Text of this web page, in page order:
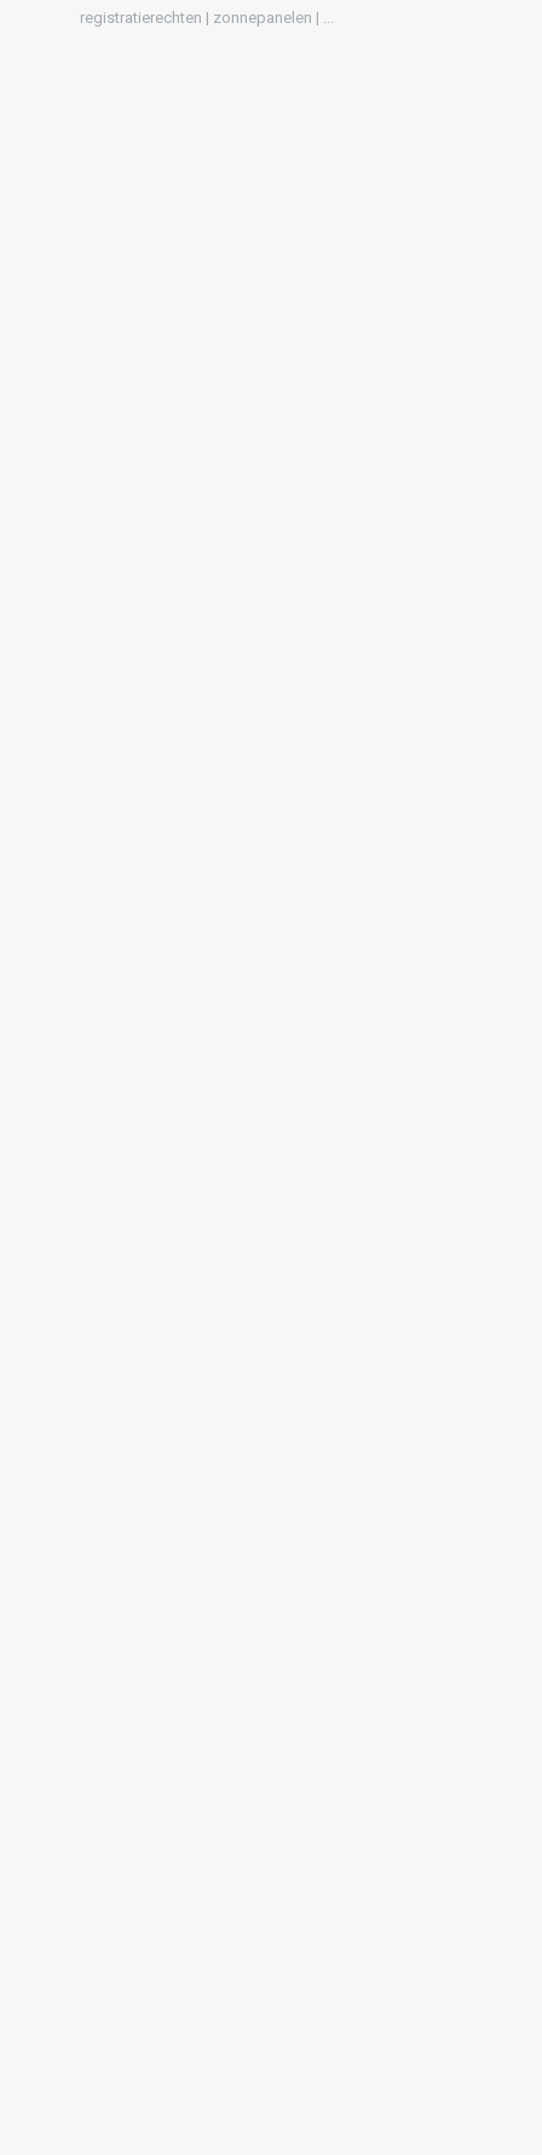
registratierechten | zonnepanelen | ...